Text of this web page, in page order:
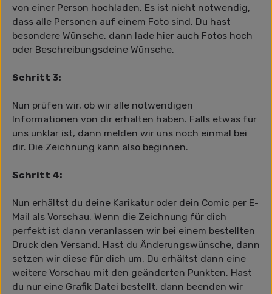
von einer Person hochladen. Es ist nicht notwendig,
dass alle Personen auf einem Foto sind. Du hast
besondere Wünsche, dann lade hier auch Fotos hoch
oder Beschreibungsdeine Wünsche.
Schritt 3:
Nun prüfen wir, ob wir alle notwendigen
Informationen von dir erhalten haben. Falls etwas für
uns unklar ist, dann melden wir uns noch einmal bei
dir. Die Zeichnung kann also beginnen.
Schritt 4:
Nun erhältst du deine Karikatur oder dein Comic per E-
Mail als Vorschau. Wenn die Zeichnung für dich
perfekt ist dann veranlassen wir bei einem bestellten
Druck den Versand. Hast du Änderungswünsche, dann
setzen wir diese für dich um. Du erhältst dann eine
weitere Vorschau mit den geänderten Punkten. Hast
du nur eine Grafik Datei bestellt, dann beenden wir